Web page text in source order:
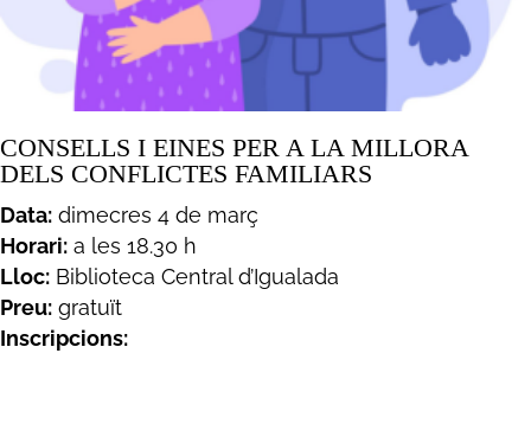
CONSELLS I EINES PER A LA MILLORA
DELS CONFLICTES FAMILIARS
Data: dimecres 4 de març
Horari: a les 18.30 h
Lloc: Biblioteca Central d’Igualada
Preu: gratuït
Inscripcions: